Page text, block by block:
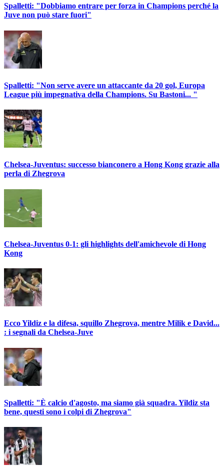
Spalletti: "Dobbiamo entrare per forza in Champions perché la
Juve non può stare fuori"
Spalletti: "Non serve avere un attaccante da 20 gol, Europa
League più impegnativa della Champions. Su Bastoni... "
Chelsea-Juventus: successo bianconero a Hong Kong grazie alla
perla di Zhegrova
Chelsea-Juventus 0-1: gli highlights dell'amichevole di Hong
Kong
Ecco Yildiz e la difesa, squillo Zhegrova, mentre Milik e David...
: i segnali da Chelsea-Juve
Spalletti: "È calcio d'agosto, ma siamo già squadra. Yildiz sta
bene, questi sono i colpi di Zhegrova"